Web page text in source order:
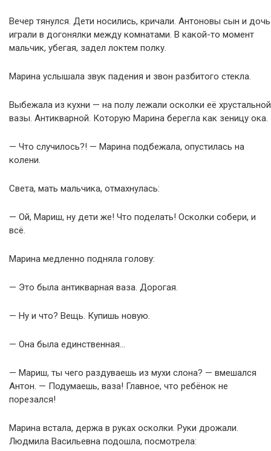
Вечер тянулся. Дети носились, кричали. Антоновы сын и дочь
играли в догонялки между комнатами. В какой-то момент
мальчик, убегая, задел локтем полку.
Марина услышала звук падения и звон разбитого стекла.
Выбежала из кухни — на полу лежали осколки её хрустальной
вазы. Антикварной. Которую Марина берегла как зеницу ока.
— Что случилось?! — Марина подбежала, опустилась на
колени.
Света, мать мальчика, отмахнулась:
— Ой, Мариш, ну дети же! Что поделать! Осколки собери, и
всё.
Марина медленно подняла голову:
— Это была антикварная ваза. Дорогая.
— Ну и что? Вещь. Купишь новую.
— Она была единственная…
— Мариш, ты чего раздуваешь из мухи слона? — вмешался
Антон. — Подумаешь, ваза! Главное, что ребёнок не
порезался!
Марина встала, держа в руках осколки. Руки дрожали.
Людмила Васильевна подошла, посмотрела: